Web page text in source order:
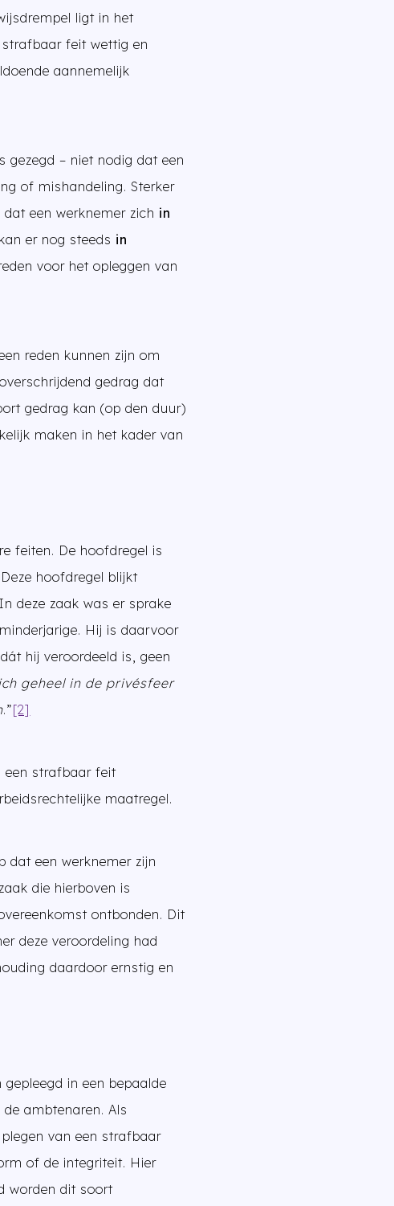
ligt in het
feit wettig en
aannemelijk
gezegd – niet nodig dat een
of mishandeling. Sterker
een werknemer zich in
er nog steeds in
voor het opleggen van
reden kunnen zijn om
gedrag dat
gedrag kan (op den duur)
maken in het kader van
feiten. De hoofdregel is
Deze hoofdregel blijkt
deze zaak was er sprake
Hij is daarvoor
hij veroordeeld is, geen
geheel in de privésfeer
.”[2]
een strafbaar feit
maatregel.
dat een werknemer zijn
die hierboven is
ontbonden. Dit
deze veroordeling had
daardoor ernstig en
in een bepaalde
ambtenaren. Als
van een strafbaar
of de integriteit. Hier
worden dit soort